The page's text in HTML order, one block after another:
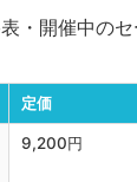
・開催中の
定価
9,200円